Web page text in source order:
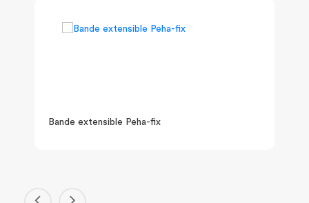
Bande extensible Peha-fix